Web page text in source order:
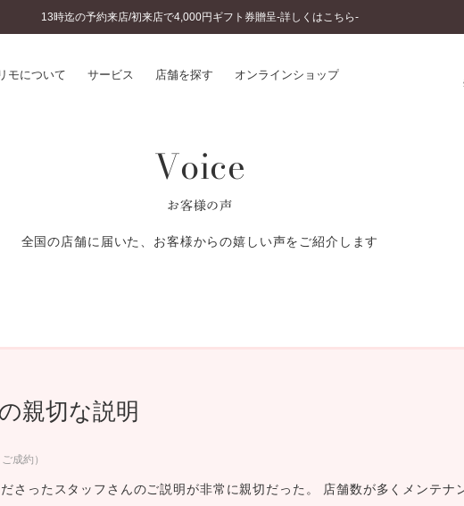
13時迄の予約来店/初来店で4,000円ギフト券贈呈-詳しくはこちら-
モについて サービス 店舗を探す オンラインショップ
のこだわり
スダイヤモンド&バースストー
ーズサポート
婚約指輪とは
結婚指輪とは
セットリングとは
ショップブログ
Voice
お客様の声
全国の店舗に届いた、お客様からの嬉しい声をご紹介します
親切な説明
成約）
さったスタッフさんのご説明が非常に親切だった。 店舗数が多くメンテナ